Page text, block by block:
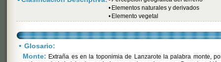
• Elementos naturales y derivados
• Elemento vegetal
• Glosario:
Monte: Extraña es en la toponimia de Lanzarote la palabra monte,